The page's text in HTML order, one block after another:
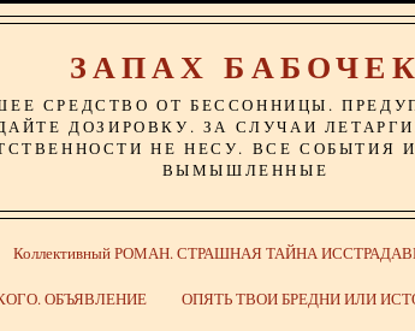
ЗАПАХ БАБОЧЕК
СРЕДСТВО ОТ БЕССОННИЦЫ.
ДОЗИРОВКУ. ЗА СЛУЧАИ
НЕ НЕСУ. ВСЕ СОБЫТИЯ
ВЫМЫШЛЕННЫЕ
Коллективный РОМАН. СТРАШНАЯ ТАЙНА
ОБЪЯВЛЕНИЕ ОПЯТЬ ТВОИ БРЕДНИ ИЛИ